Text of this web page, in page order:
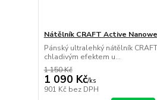
Nátělník CRAFT Active
Pánský ultralehký nátělník
chladivým efektem u...
1 150 Kč
1 090 Kč/ks
901 Kč bez DPH